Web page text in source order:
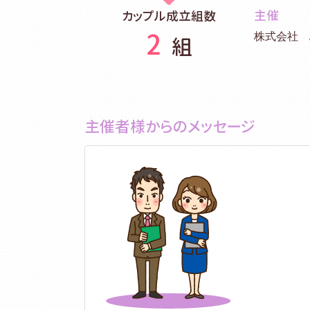
カップル成立組数
2 組
主催
株式会社
主催者様からのメッセージ